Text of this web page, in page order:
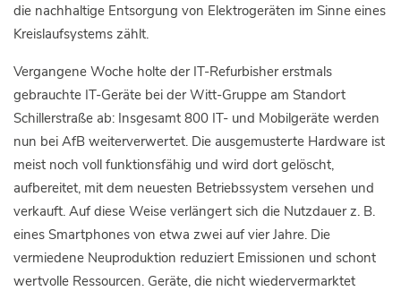
die nachhaltige Entsorgung von Elektrogeräten im Sinne eines
Kreislaufsystems zählt.
Vergangene Woche holte der IT-Refurbisher erstmals
gebrauchte IT-Geräte bei der Witt-Gruppe am Standort
Schillerstraße ab: Insgesamt 800 IT- und Mobilgeräte werden
nun bei AfB weiterverwertet. Die ausgemusterte Hardware ist
meist noch voll funktionsfähig und wird dort gelöscht,
aufbereitet, mit dem neuesten Betriebssystem versehen und
verkauft. Auf diese Weise verlängert sich die Nutzdauer z. B.
eines Smartphones von etwa zwei auf vier Jahre. Die
vermiedene Neuproduktion reduziert Emissionen und schont
wertvolle Ressourcen. Geräte, die nicht wiedervermarktet